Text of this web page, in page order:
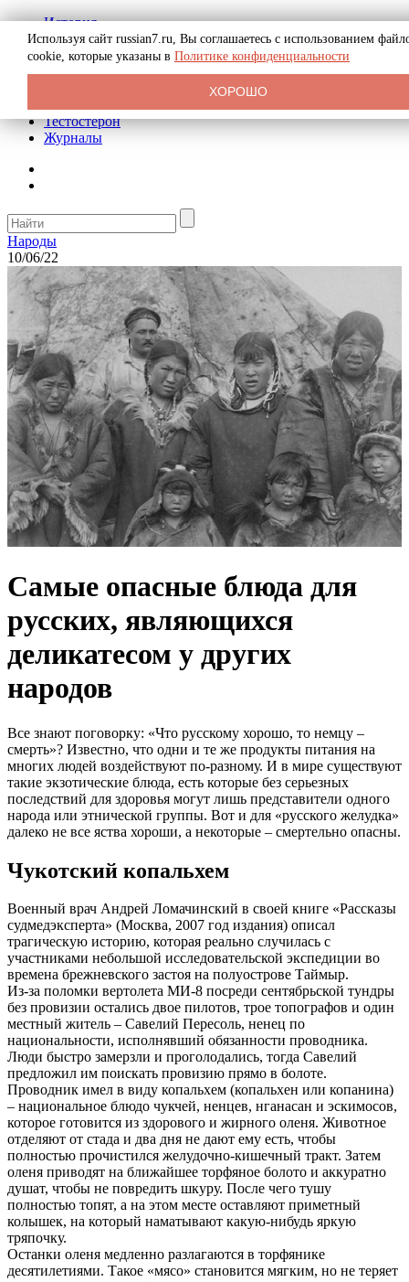
История
Биография
Криминал
Реклама на сайте
Тестостерон
Журналы
Народы
10/06/22
Самые опасные блюда для
русских, являющихся
деликатесом у других
народов
Все знают поговорку: «Что русскому хорошо, то немцу –
смерть»? Известно, что одни и те же продукты питания на
многих людей воздействуют по-разному. И в мире существуют
такие экзотические блюда, есть которые без серьезных
последствий для здоровья могут лишь представители одного
народа или этнической группы. Вот и для «русского желудка»
далеко не все яства хороши, а некоторые – смертельно опасны.
Чукотский копальхем
Военный врач Андрей Ломачинский в своей книге «Рассказы
судмедэксперта» (Москва, 2007 год издания) описал
трагическую историю, которая реально случилась с
участниками небольшой исследовательской экспедиции во
времена брежневского застоя на полуострове Таймыр.
Из-за поломки вертолета МИ-8 посреди сентябрьской тундры
без провизии остались двое пилотов, трое топографов и один
местный житель – Савелий Пересоль, ненец по
национальности, исполнявший обязанности проводника.
Люди быстро замерзли и проголодались, тогда Савелий
предложил им поискать провизию прямо в болоте.
Проводник имел в виду копальхем (копальхен или копанина)
– национальное блюдо чукчей, ненцев, нганасан и эскимосов,
которое готовится из здорового и жирного оленя. Животное
отделяют от стада и два дня не дают ему есть, чтобы
полностью прочистился желудочно-кишечный тракт. Затем
оленя приводят на ближайшее торфяное болото и аккуратно
душат, чтобы не повредить шкуру. После чего тушу
полностью топят, а на этом месте оставляют приметный
колышек, на который наматывают какую-нибудь яркую
тряпочку.
Останки оленя медленно разлагаются в торфянике
десятилетиями. Такое «мясо» становится мягким, но не теряет
Используя сайт russian7.ru, Вы соглашаетесь с использованием
cookie, которые указаны в Политике конфиденциальности
ХОРОШО